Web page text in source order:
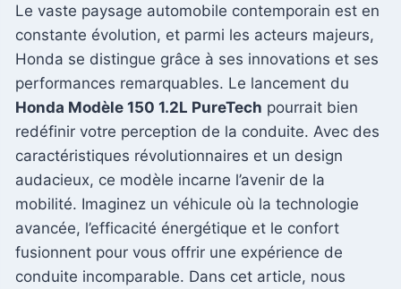
Le vaste paysage automobile contemporain est en
constante évolution, et parmi les acteurs majeurs,
Honda se distingue grâce à ses innovations et ses
performances remarquables. Le lancement du
Honda Modèle 150 1.2L PureTech pourrait bien
redéfinir votre perception de la conduite. Avec des
caractéristiques révolutionnaires et un design
audacieux, ce modèle incarne l’avenir de la
mobilité. Imaginez un véhicule où la technologie
avancée, l’efficacité énergétique et le confort
fusionnent pour vous offrir une expérience de
conduite incomparable. Dans cet article, nous